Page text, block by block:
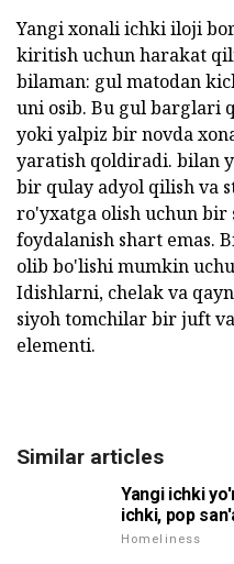
Yangi xonali ichki iloji
kiritish uchun harakat
bilaman: gul matodan
uni osib. Bu gul barglari
yoki yalpiz bir novda
yaratish qoldiradi. bilan
bir qulay adyol qilish va
ro'yxatga olish uchun bir
foydalanish shart emas.
olib bo'lishi mumkin
Idishlarni, chelak va
siyoh tomchilar bir juft
elementi.
Similar articles
Yangi ichki
ichki, pop
Homeliness